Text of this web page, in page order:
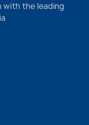
the leading